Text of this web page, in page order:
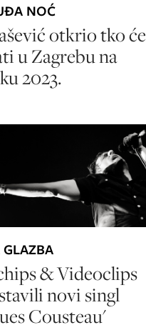
NOĆ
otkrio tko će
u Zagrebu na
2023.
& Videoclips
novi singl
Cousteau'